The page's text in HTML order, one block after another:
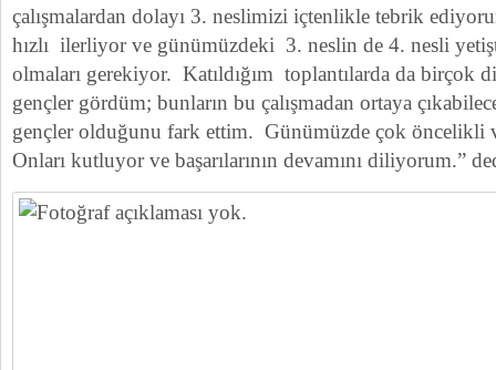
çalışmalardan dolayı 3. neslimizi içtenlikle tebrik
hızlı ilerliyor ve günümüzdeki 3. neslin de 4. nesli
olmaları gerekiyor. Katıldığım toplantılarda da birçok
gençler gördüm; bunların bu çalışmadan ortaya
gençler olduğunu fark ettim. Günümüzde çok
Onları kutluyor ve başarılarının devamını diliyorum.”